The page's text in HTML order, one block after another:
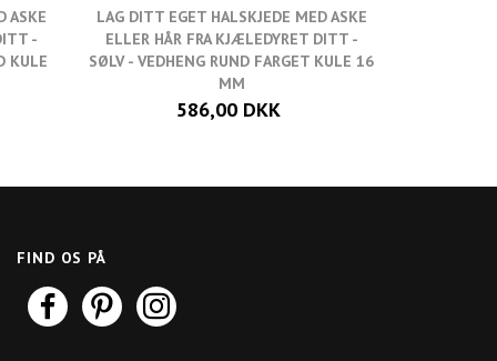
ASKE
-
KULE
LAG DITT EGET HALSKJEDE MED ASKE
ELLER HÅR FRA KJÆLEDYRET DITT -
SØLV - VEDHENG RUND FARGET KULE 16
MM
586,00 DKK
FIND OS PÅ